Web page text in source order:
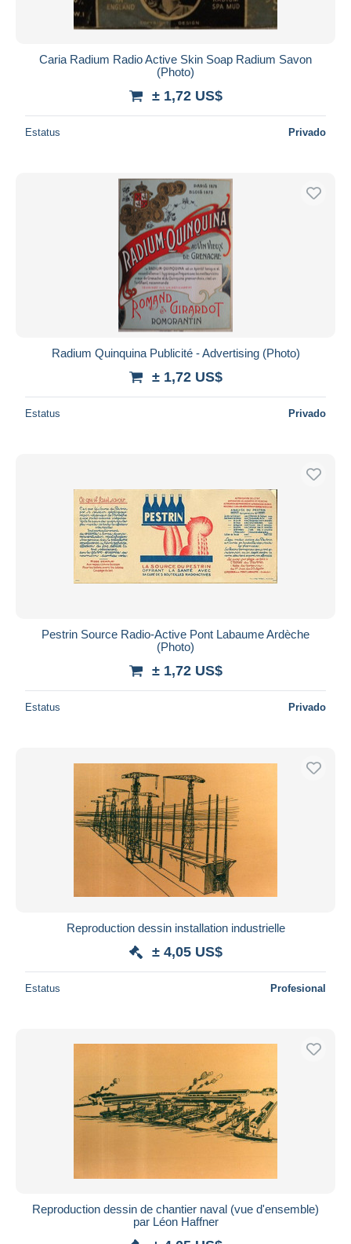
Caria Radium Radio Active Skin Soap Radium Savon
(Photo)
± 1,72 US$
Estatus Privado
Radium Quinquina Publicité - Advertising (Photo)
± 1,72 US$
Estatus Privado
Pestrin Source Radio-Active Pont Labaume Ardèche
(Photo)
± 1,72 US$
Estatus Privado
Reproduction dessin installation industrielle
± 4,05 US$
Estatus Profesional
Reproduction dessin de chantier naval (vue d'ensemble)
par Léon Haffner